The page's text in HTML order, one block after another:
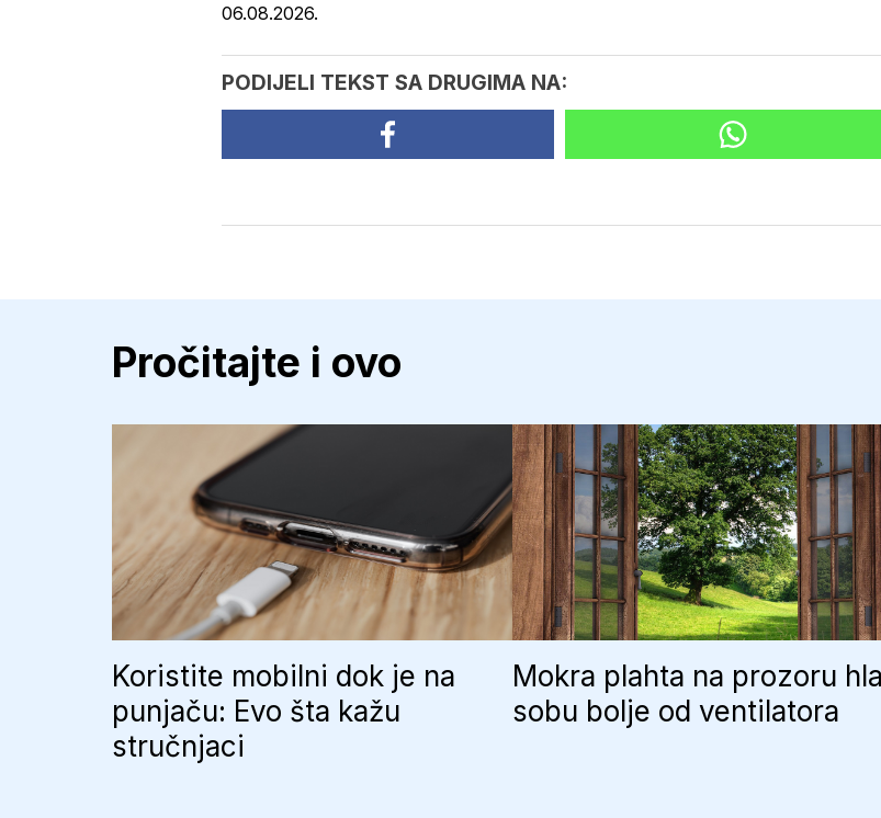
06.08.2026.
PODIJELI TEKST SA DRUGIMA NA:
Pročitajte i ovo
Koristite mobilni dok je na
punjaču: Evo šta kažu
stručnjaci
Mokra plahta na prozoru
sobu bolje od ventilatora